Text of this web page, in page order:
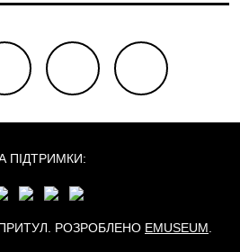
instagram
РОЗРОБЛЕНО EMUSEUM
ПІДТРИМКИ: